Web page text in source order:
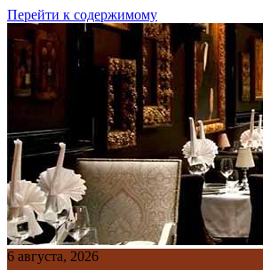
Перейти к содержимому
6 августа, 2026